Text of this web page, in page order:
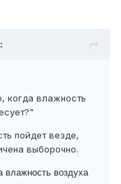
когда влажность
пойдет везде,
выборочно.
влажность воздуха